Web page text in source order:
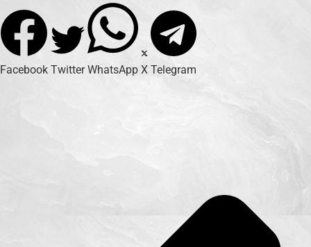
Facebook Twitter WhatsApp X Telegram